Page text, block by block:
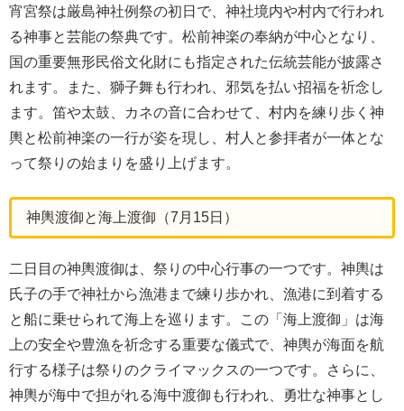
宵宮祭は厳島神社例祭の初日で、神社境内や村内で行われ
る神事と芸能の祭典です。松前神楽の奉納が中心となり、
国の重要無形民俗文化財にも指定された伝統芸能が披露さ
れます。また、獅子舞も行われ、邪気を払い招福を祈念し
ます。笛や太鼓、カネの音に合わせて、村内を練り歩く神
輿と松前神楽の一行が姿を現し、村人と参拝者が一体とな
って祭りの始まりを盛り上げます。
神輿渡御と海上渡御（7月15日）
二日目の神輿渡御は、祭りの中心行事の一つです。神輿は
氏子の手で神社から漁港まで練り歩かれ、漁港に到着する
と船に乗せられて海上を巡ります。この「海上渡御」は海
上の安全や豊漁を祈念する重要な儀式で、神輿が海面を航
行する様子は祭りのクライマックスの一つです。さらに、
神輿が海中で担がれる海中渡御も行われ、勇壮な神事とし